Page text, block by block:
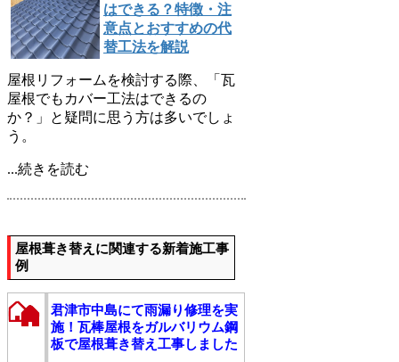
はできる？特徴・注
意点とおすすめの代
替工法を解説
屋根リフォームを検討する際、「瓦
屋根でもカバー工法はできるの
か？」と疑問に思う方は多いでしょ
う。
...続きを読む
屋根葺き替えに関連する新着施工事
例
君津市中島にて雨漏り修理を実
施！瓦棒屋根をガルバリウム鋼
板で屋根葺き替え工事しました